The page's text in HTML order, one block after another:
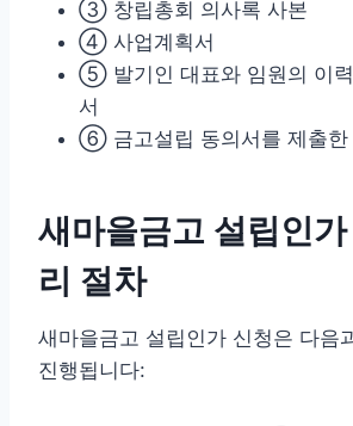
③ 창립총회 의사록 사본
④ 사업계획서
⑤ 발기인 대표와 임원의 이
서
⑥ 금고설립 동의서를 제출한
새마을금고 설립인
리 절차
새마을금고 설립인가 신청은 다음
진행됩니다: